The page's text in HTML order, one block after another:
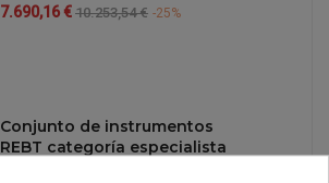
Precio
7.690,16 €Precio
10.253,54 € -25%
Conjunto de instrumentos
REBT categoría especialista